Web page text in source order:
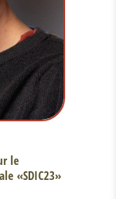
le
«SDIC23»